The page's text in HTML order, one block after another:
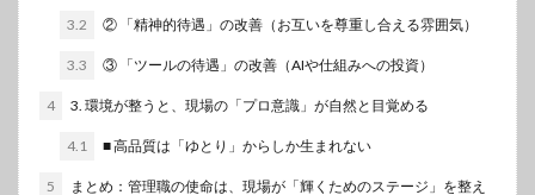
3.2 ② 「精神的待遇」の改善（お互いを尊重し合える雰囲気）
3.3 ③ 「ツールの待遇」の改善（AIや仕組みへの投資）
4 3. 環境が整うと、現場の「プロ意識」が自然と目覚める
4.1 ■ 高品質は「ゆとり」からしか生まれない
5 まとめ：管理職の使命は、現場が「輝くためのステージ」を整え